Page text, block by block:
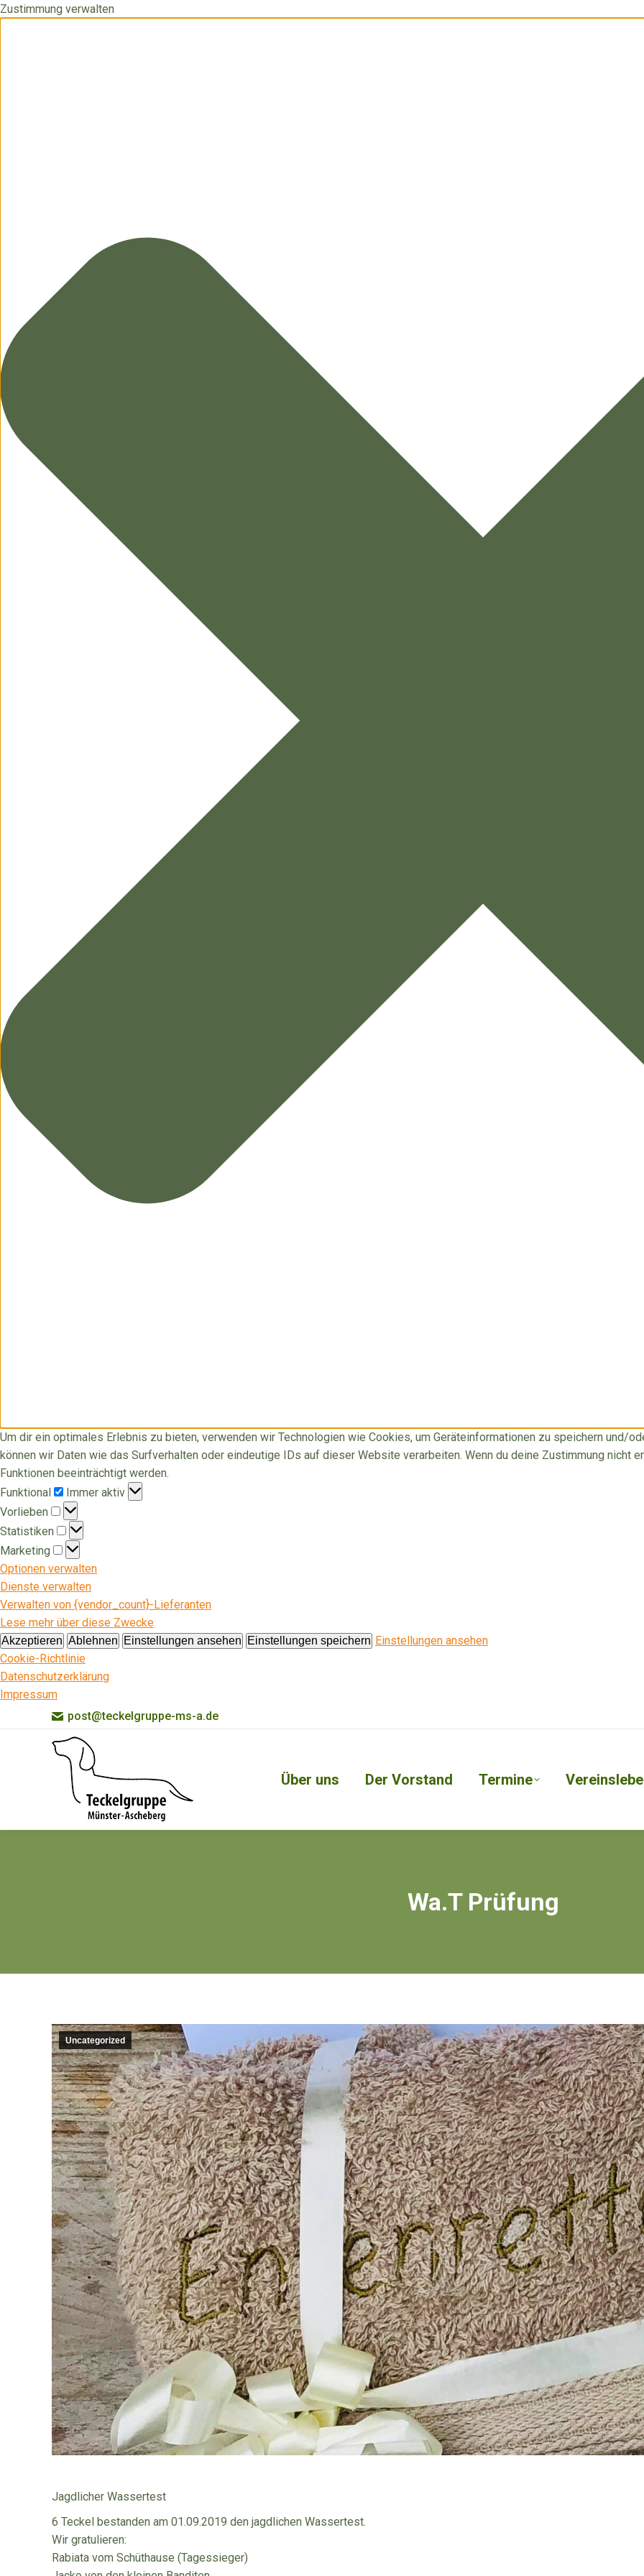
Zustimmung verwalten
Um dir ein optimales Erlebnis zu bieten, verwenden wir Technologien wie Cookies, um Geräteinformationen zu speichern und/
können wir Daten wie das Surfverhalten oder eindeutige IDs auf dieser Website verarbeiten. Wenn du deine Zustimmung nicht
Funktionen beeinträchtigt werden.
Funktional
Funktional
Immer aktiv
Vorlieben
Vorlieben
Statistiken
Statistiken
Marketing
Marketing
Optionen verwalten
Dienste verwalten
Verwalten von {vendor_count}-Lieferanten
Lese mehr über diese Zwecke
Akzeptieren Ablehnen Einstellungen ansehen Einstellungen speichern Einstellungen ansehen
Cookie-Richtlinie
Datenschutzerklärung
Impressum
post@teckelgruppe-ms-a.de
Über uns Der Vorstand Termine
Wa.T Prüfung
Uncategorized
Jagdlicher Wassertest
6 Teckel bestanden am 01.09.2019 den jagdlichen Wassertest.
Wir gratulieren:
Rabiata vom Schüthause (Tagessieger)